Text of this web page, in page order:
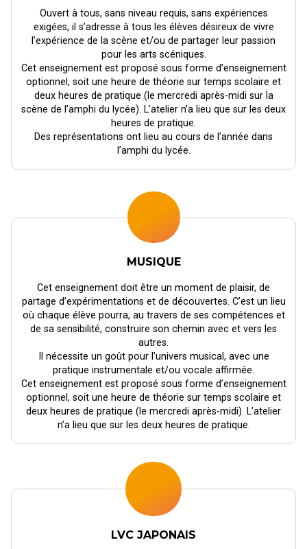
Ouvert à tous, sans niveau requis, sans expériences
exigées, il s’adresse à tous les élèves désireux de vivre
l’expérience de la scène et/ou de partager leur passion
pour les arts scéniques.
Cet enseignement est proposé sous forme d’enseignement
optionnel, soit une heure de théorie sur temps scolaire et
deux heures de pratique (le mercredi après-midi sur la
scène de l’amphi du lycée). L’atelier n’a lieu que sur les deux
heures de pratique.
Des représentations ont lieu au cours de l’année dans
l’amphi du lycée.
MUSIQUE
Cet enseignement doit être un moment de plaisir, de
partage d’expérimentations et de découvertes. C’est un lieu
où chaque élève pourra, au travers de ses compétences et
de sa sensibilité, construire son chemin avec et vers les
autres.
Il nécessite un goût pour l’univers musical, avec une
pratique instrumentale et/ou vocale affirmée.
Cet enseignement est proposé sous forme d’enseignement
optionnel, soit une heure de théorie sur temps scolaire et
deux heures de pratique (le mercredi après-midi). L’atelier
n’a lieu que sur les deux heures de pratique.
LVC JAPONAIS